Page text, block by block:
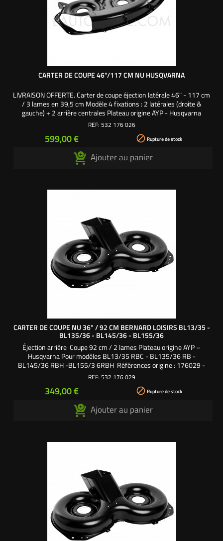
CARTER DE COUPE 46"/117 CM NU HUSQVARNA
LIVRAISON OFFERTE. Carter de coupe éjection latérale 46" - 117 cm
/ 3 lames en 39,5 cm Modèle 4 fixations : 2 latérales (droite &
gauche) + 2 arrière centrales Plateau origine AYP - Husqvarna
Références origine : 532176026 - 176026
REF: 532 176 026
Prix
599,00 €  Rupture de stock
Ajouter au panier
CARTER DE COUPE NU 36" / 92 CM BERNARD LOISIRS BL13/35 -
BL135/36 - BL145/36 - BL155/36
Éjection arrière Coupe 92 cm / 2 lames Plateau origine AYP –
Husqvarna Pour modèles BL13/35 RBC - BL135/36 RB -
BL145/36 RBH -BL155/3 6RBH Références origine : 176029 -
165552 - 400108 - 532176029 - 532165552 - 532400108
REF: 532 176 029
Prix
349,00 €  Rupture de stock
Ajouter au panier